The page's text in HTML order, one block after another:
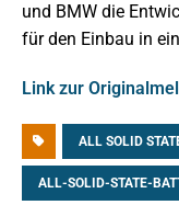
und BMW die
für den Einbau in
Link zur
ALL SOLID
ALL-SOLID-STATE-